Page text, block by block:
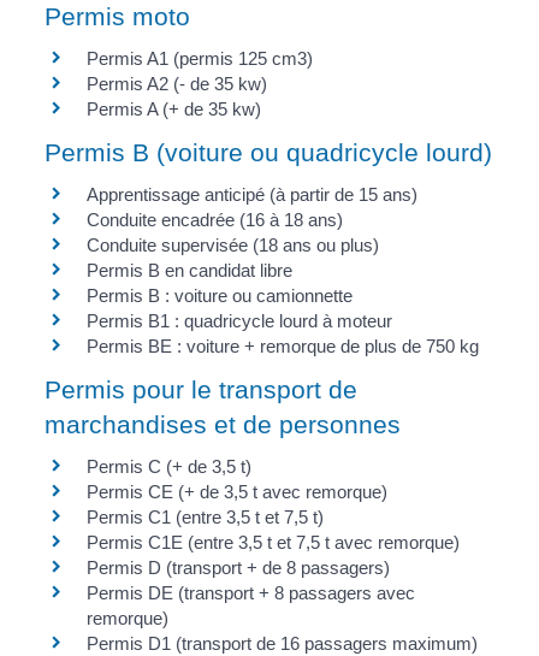
Permis moto
Permis A1 (permis 125 cm3)
Permis A2 (- de 35 kw)
Permis A (+ de 35 kw)
Permis B (voiture ou quadricycle lourd)
Apprentissage anticipé (à partir de 15 ans)
Conduite encadrée (16 à 18 ans)
Conduite supervisée (18 ans ou plus)
Permis B en candidat libre
Permis B : voiture ou camionnette
Permis B1 : quadricycle lourd à moteur
Permis BE : voiture + remorque de plus de 750 kg
Permis pour le transport de
marchandises et de personnes
Permis C (+ de 3,5 t)
Permis CE (+ de 3,5 t avec remorque)
Permis C1 (entre 3,5 t et 7,5 t)
Permis C1E (entre 3,5 t et 7,5 t avec remorque)
Permis D (transport + de 8 passagers)
Permis DE (transport + 8 passagers avec
remorque)
Permis D1 (transport de 16 passagers maximum)